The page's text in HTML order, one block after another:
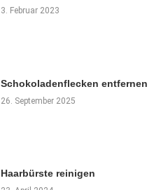
3. Februar 2023
Schokoladenflecken entfernen
26. September 2025
Haarbürste reinigen